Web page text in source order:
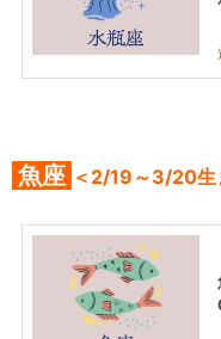
魚座 ＜2/19～3/20生